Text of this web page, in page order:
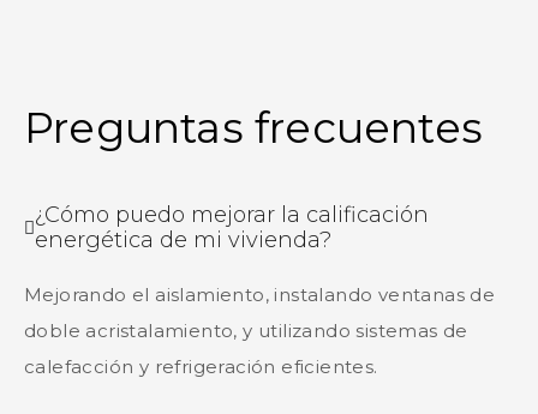
Preguntas frecuentes
¿Cómo puedo mejorar la calificación
energética de mi vivienda?
Mejorando el aislamiento, instalando ventanas de
doble acristalamiento, y utilizando sistemas de
calefacción y refrigeración eficientes.